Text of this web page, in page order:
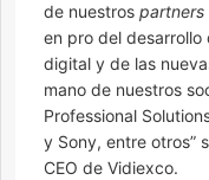
de nuestros partners
en pro del
digital y de las
mano de nuestros
Professional
y Sony, entre otros”
CEO de Vidiexco.